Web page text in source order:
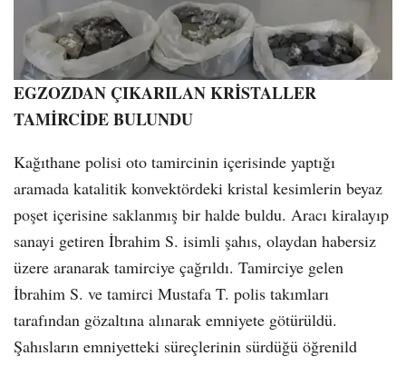
EGZOZDAN ÇIKARILAN KRİSTALLER
TAMİRCİDE BULUNDU
Kağıthane polisi oto tamircinin içerisinde yaptığı
aramada katalitik konvektördeki kristal kesimlerin beyaz
poşet içerisine saklanmış bir halde buldu. Aracı kiralayıp
sanayi getiren İbrahim S. isimli şahıs, olaydan habersiz
üzere aranarak tamirciye çağrıldı. Tamirciye gelen
İbrahim S. ve tamirci Mustafa T. polis takımları
tarafından gözaltına alınarak emniyete götürüldü.
Şahısların emniyetteki süreçlerinin sürdüğü öğrenild